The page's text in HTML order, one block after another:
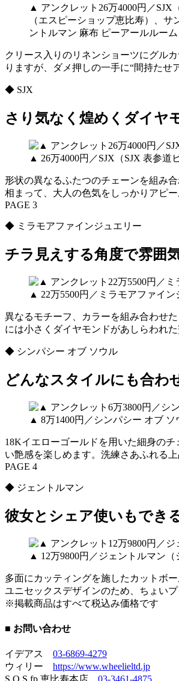
▲ アンクレット26万4000円／SJX
（エスピーショップ恵比寿）、
ントルマン 麻布 ピーアールルー
クリース入りのリネンショーツにグル
りますが、ダメ押しの一手に“間持たせ
◆ SJX
さり気なく煌めくダイヤ
▲ 26万4000円／SJX（SJX 表参道
形状の異なるふたつのチェーンを組み
相まって、大人の色気をしっかりアピー
PAGE 3
◆ ミラモアファインジュエリー
チラ見えする角度で雰囲
▲ 22万5500円／ミラモアファイン
異なるモチーフ、カラーを組み合わせ
には小さくダイヤモンドがあしらわれ
◆ シンパシー オブ ソウル
どんなスタイルにも合わ
▲ 8万1400円／シンパシー オブ ソ
18Kイエローゴールドを用いた細身の
い艶感を楽しめます。洗練さあふれる上
PAGE 4
◆ ジェントルマン
彼女とシェア使いもでき
▲ 12万9800円／ジェントルマン（
多面にカッティングを施したカットボ
ユニセックスデザインのため、ちょい
※掲載商品はすべて税込み価格です
■ お問い合わせ
イデアス 03-6869-4279
ウィリー https://www.wheelieltd.jp